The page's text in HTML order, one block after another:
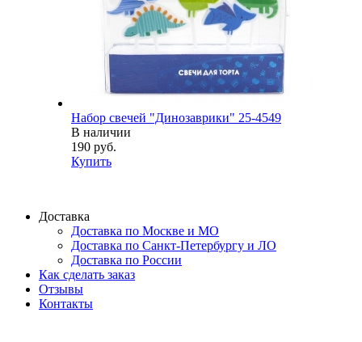
Набор свечей "Динозаврики" 25-4549
В наличии
190 руб.
Купить
Доставка
Доставка по Москве и МО
Доставка по Санкт-Петербургу и ЛО
Доставка по России
Как сделать заказ
Отзывы
Контакты